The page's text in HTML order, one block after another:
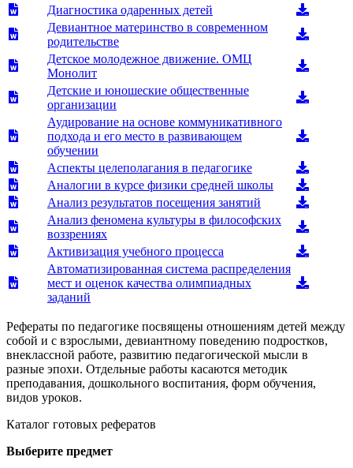
Диагностика одаренных детей
Девиантное материнство в современном
родительстве
Детское молодежное движение. ОМЦ
Монолит
Детские и юношеские общественные
организации
Аудирование на основе коммуникативного
подхода и его место в развивающем
обучении
Аспекты целеполагания в педагогике
Аналогии в курсе физики средней школы
Анализ результатов посещения занятий
Анализ феномена культуры в философских
воззрениях
Активизация учебного процесса
Автоматизированная система распределения
мест и оценок качества олимпиадных
заданий
Рефераты по педагогике посвящены отношениям детей между
собой и с взрослыми, девиантному поведению подростков,
внеклассной работе, развитию педагогической мысли в
разные эпохи. Отдельные работы касаются методик
преподавания, дошкольного воспитания, форм обучения,
видов уроков.
Каталог готовых рефератов
Выберите предмет